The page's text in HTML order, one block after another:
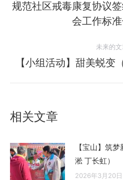
导
历
史
文
章
规范社区戒毒康复协议
会工作标
未来的文
未
【小组活动】甜美蜕变
相关文章
【宝山】筑
淞 丁长虹）
2026年3月20日